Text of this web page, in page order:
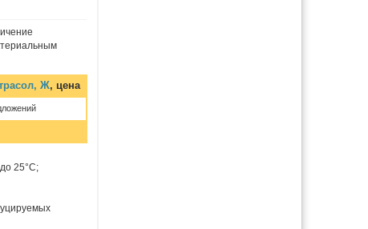
Ж, цена
25°С;